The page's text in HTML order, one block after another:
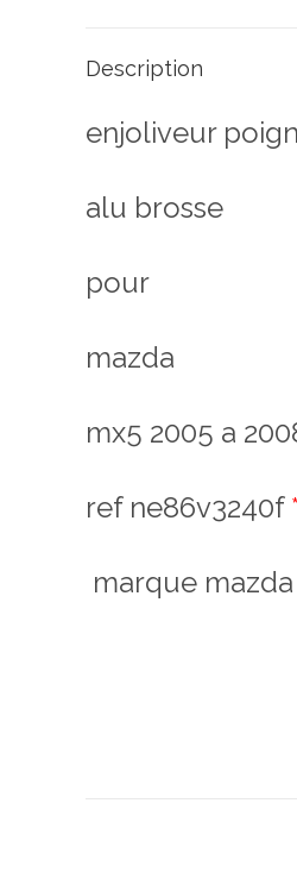
Description
enjoliveur
alu brosse
pour
mazda
mx5 2005 a
ref ne86v3240f *
marque mazda